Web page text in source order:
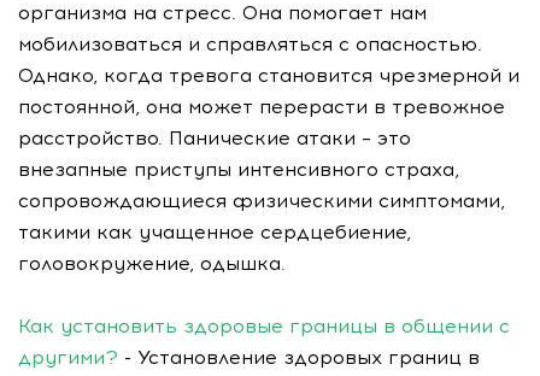
организма на стресс. Она помогает нам
мобилизоваться и справляться с опасностью.
Однако, когда тревога становится чрезмерной и
постоянной, она может перерасти в тревожное
расстройство. Панические атаки – это
внезапные приступы интенсивного страха,
сопровождающиеся физическими симптомами,
такими как учащенное сердцебиение,
головокружение, одышка.
Как установить здоровые границы в общении с
другими? - Установление здоровых границ в